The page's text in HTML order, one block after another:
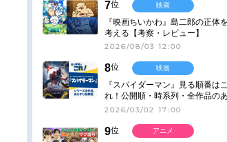
7位
『映画ちいかわ』島二郎の正体を
考える【考察・レビュー】
2026/08/03 12:00
映画
8位
『スパイダーマン』見る順番はこ
れ！公開順・時系列・全作品のあ
らすじをまとめました
2026/03/02 17:00
映画
9位
アニメ